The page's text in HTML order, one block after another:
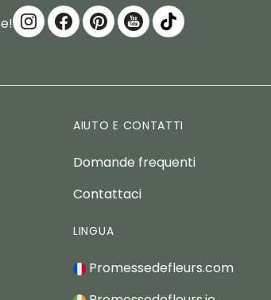
AIUTO E CONTATTI
Domande frequenti
Contattaci
LINGUA
Promessedefleurs.com